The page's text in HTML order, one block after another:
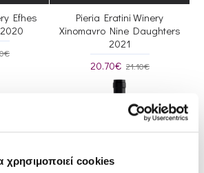
χρησιμοποιεί cookies
Efhes
Pieria Eratini Winery
Xinomavro Nine Daughters
2021
20.70€ 21.10€